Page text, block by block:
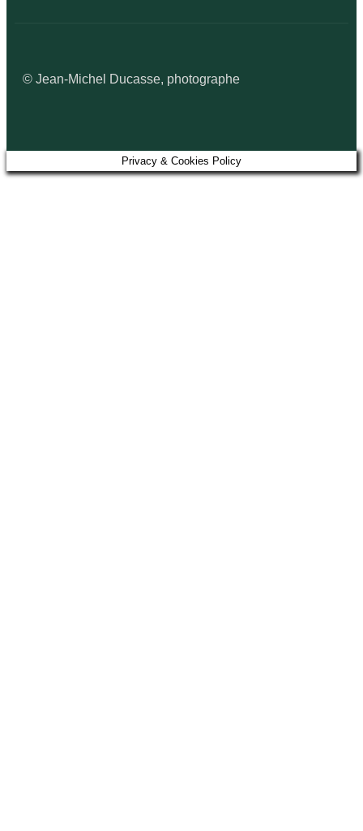
© Jean-Michel Ducasse, photographe
Privacy & Cookies Policy